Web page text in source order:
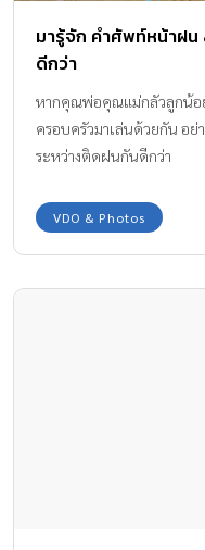
มารู้จัก คำศัพท์หน้าฝ
ดีกว่า
หากคุณพ่อคุณแม่กลัวลูกน้อ
ครอบครัวมาเล่นด้วยกัน อ
ระหว่างติดฝนกันดีกว่า
VDO & Photos